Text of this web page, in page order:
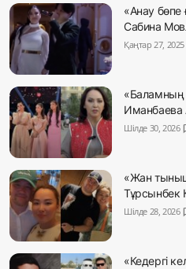
«Анау бөпе
Сабина
Қаңтар 27, 2025
«Баламның
Иманбаева
Шілде 30, 2026
«Жан
Тұрсынбек
Шілде 28, 2026
«Кедергі